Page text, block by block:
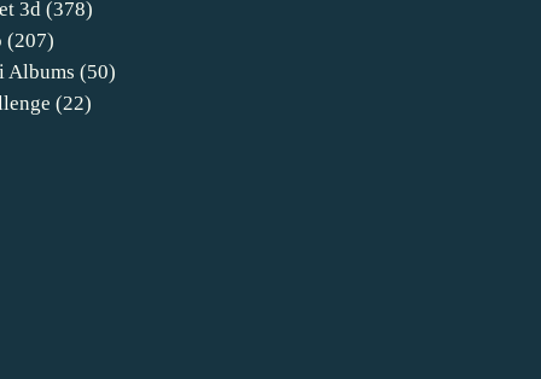
3d (378)
(207)
Albums (50)
(22)